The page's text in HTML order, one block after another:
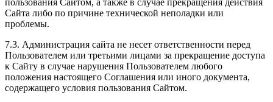
пользования Сайтом, а также в случае прекращения действия
Сайта либо по причине технической неполадки или
проблемы.
7.3. Администрация сайта не несет ответственности перед
Пользователем или третьими лицами за прекращение доступа
к Сайту в случае нарушения Пользователем любого
положения настоящего Соглашения или иного документа,
содержащего условия пользования Сайтом.